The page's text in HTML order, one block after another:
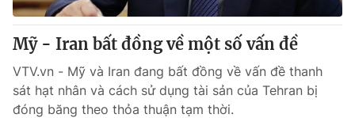
Thị trường
Tư vấn
Lịch phát sóng
Chuyên mục khác
Emagazine Podcast
Mỹ - Iran bất đồng về một số vấn đề
VTV.vn - Mỹ và Iran đang bất đồng về vấn đề thanh
sát hạt nhân và cách sử dụng tài sản của Tehran bị
đóng băng theo thỏa thuận tạm thời.